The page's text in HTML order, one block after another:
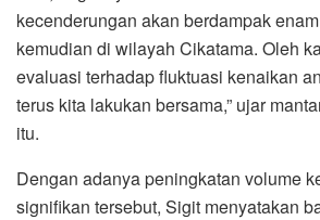
kecenderungan akan berdampak
kemudian di wilayah Cikatama. Oleh
evaluasi terhadap fluktuasi kenaikan
terus kita lakukan bersama,” ujar
itu.
Dengan adanya peningkatan volume
signifikan tersebut, Sigit menyatakan